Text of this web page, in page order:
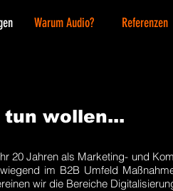
Warum Audio? Referenzen
tun wollen...
20 Jahren als Marketing- und
im B2B Umfeld
wir die Bereiche